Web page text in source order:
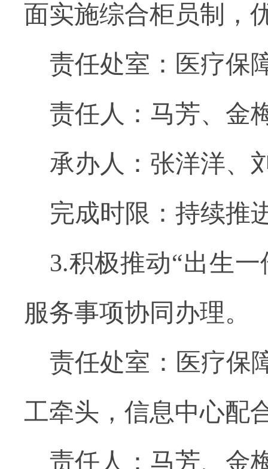
面实施综合柜员制，
责任处室：医疗保
责任人：马芳、金
承办人：张洋洋、
完成时限：持续推
3.积极推动“出生
服务事项协同办理。
责任处室：医疗保
工牵头，信息中心配
责任人：马芳、金